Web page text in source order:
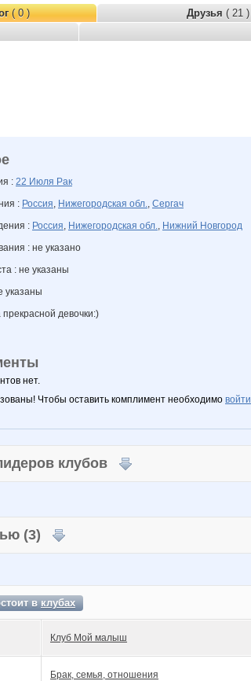
( 0 ) Друзья ( 21 )
: 22 Июля Рак
: Россия, Нижегородская обл., Сергач
: Россия, Нижегородская обл., Нижний Новгород
: не указано
: не указаны
указаны
девочки:)
нет.
Чтобы оставить комплимент необходимо войти
клубов
(3)
вклубах
Клуб Мой малыш
Брак, семья, отношения